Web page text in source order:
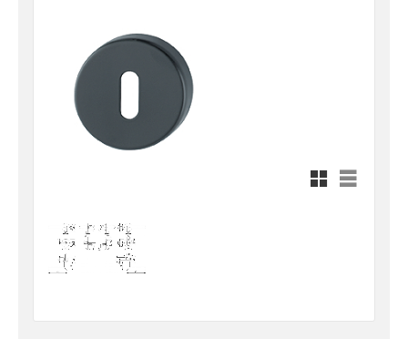
Rutnätsvy
Listvy